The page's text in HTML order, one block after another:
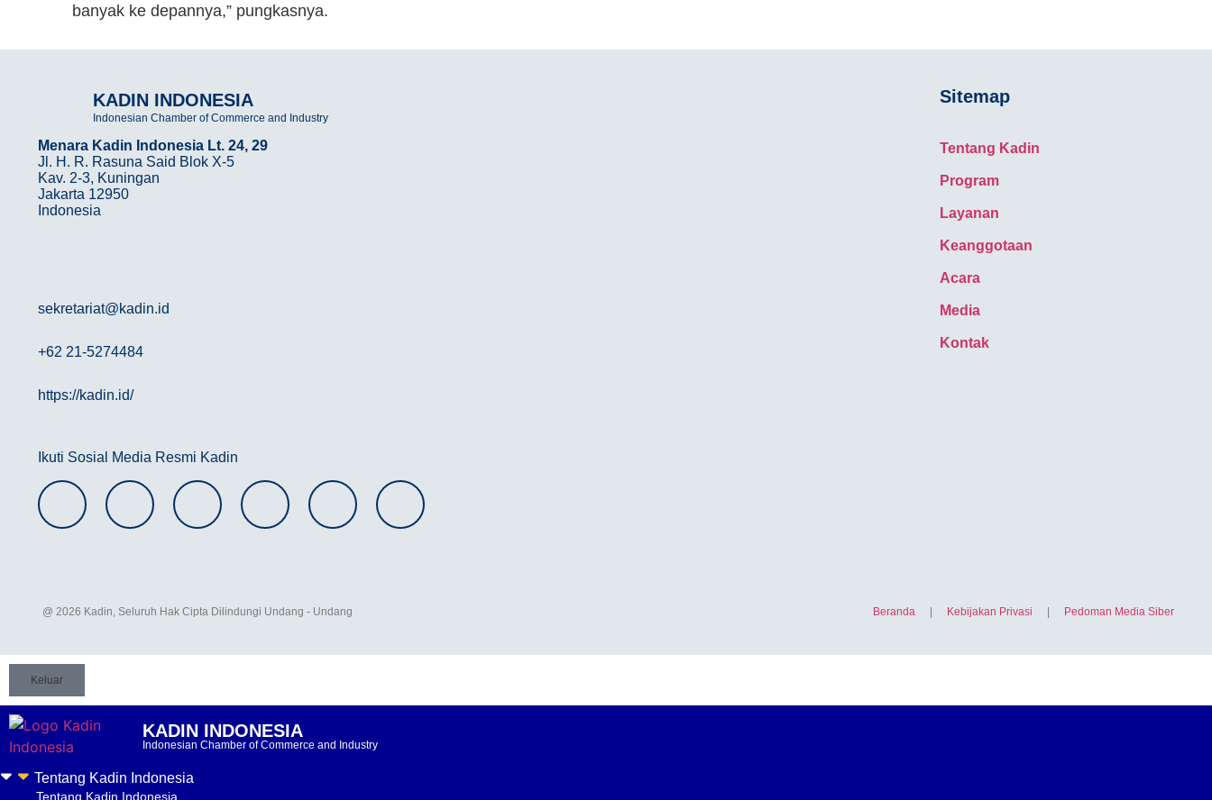
banyak ke depannya,” pungkasnya.
KADIN INDONESIA
Indonesian Chamber of Commerce and Industry
Menara Kadin Indonesia Lt. 24, 29
Jl. H. R. Rasuna Said Blok X-5
Kav. 2-3, Kuningan
Jakarta 12950
Indonesia
sekretariat@kadin.id
+62 21-5274484
https://kadin.id/
Ikuti Sosial Media Resmi Kadin
Sitemap
Tentang Kadin
Program
Layanan
Keanggotaan
Acara
Media
Kontak
@ 2026 Kadin, Seluruh Hak Cipta Dilindungi Undang - Undang Beranda | Kebijakan Privasi | Pedoman Media Siber
Keluar
KADIN INDONESIA
Indonesian Chamber of Commerce and Industry
Tentang Kadin Indonesia
Tentang Kadin Indonesia